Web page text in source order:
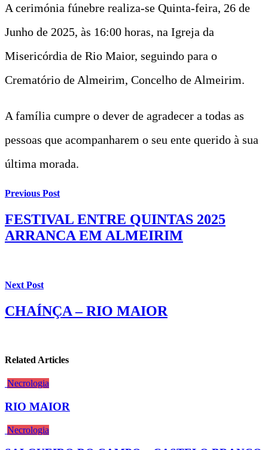
A cerimónia fúnebre realiza-se Quinta-feira, 26 de
Junho de 2025, às 16:00 horas, na Igreja da
Misericórdia de Rio Maior, seguindo para o
Crematório de Almeirim, Concelho de Almeirim.
A família cumpre o dever de agradecer a todas as
pessoas que acompanharem o seu ente querido à sua
última morada.
Previous Post
FESTIVAL ENTRE QUINTAS 2025
ARRANCA EM ALMEIRIM
Next Post
CHAÍNÇA – RIO MAIOR
Related Articles
Necrologia
RIO MAIOR
Necrologia